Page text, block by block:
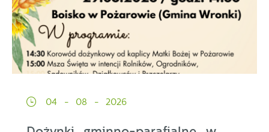
04 - 08 - 2026